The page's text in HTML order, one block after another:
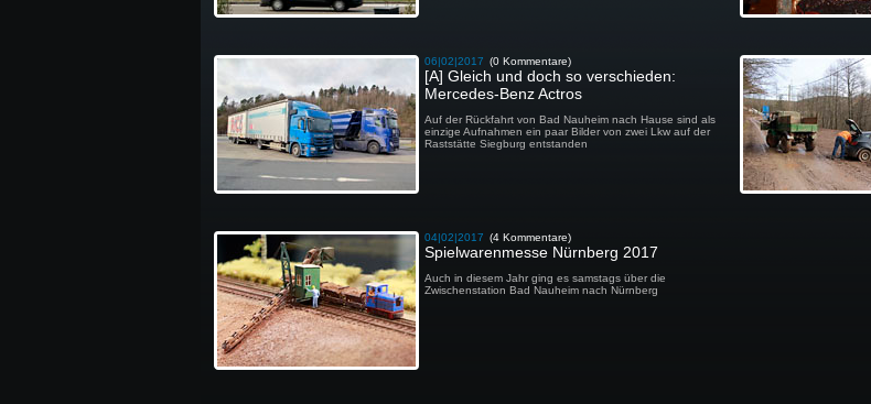
06|02|2017 (0 Kommentare)
[A] Gleich und doch so verschieden:
Mercedes-Benz Actros
Auf der Rückfahrt von Bad Nauheim nach Hause sind als
einzige Aufnahmen ein paar Bilder von zwei Lkw auf der
Raststätte Siegburg entstanden
04|02|2017 (4 Kommentare)
Spielwarenmesse Nürnberg 2017
Auch in diesem Jahr ging es samstags über die
Zwischenstation Bad Nauheim nach Nürnberg